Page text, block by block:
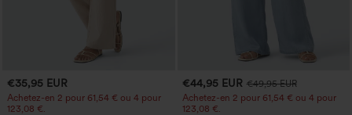
€35,95 EUR
Achetez-en 2 pour 61,54 € ou 4 pour
123,08 €.
€44,95 EUR €49,95 EUR
Achetez-en 2 pour 61,54 € ou 4 pour
123,08 €.